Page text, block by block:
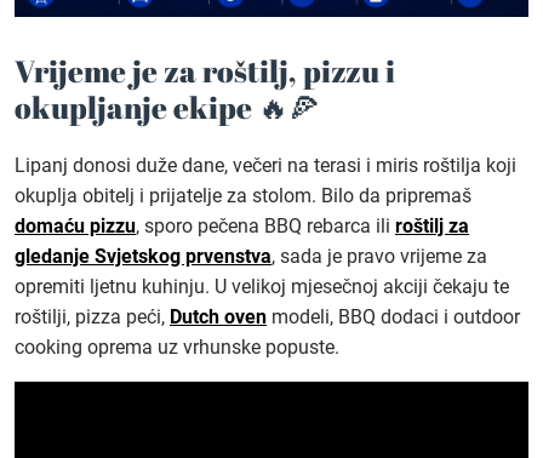
Vrijeme je za roštilj, pizzu i
okupljanje ekipe 🔥🍕
Lipanj donosi duže dane, večeri na terasi i miris roštilja koji
okuplja obitelj i prijatelje za stolom. Bilo da pripremaš
domaću pizzu, sporo pečena BBQ rebarca ili roštilj za
gledanje Svjetskog prvenstva, sada je pravo vrijeme za
opremiti ljetnu kuhinju. U velikoj mjesečnoj akciji čekaju te
roštilji, pizza peći, Dutch oven modeli, BBQ dodaci i outdoor
cooking oprema uz vrhunske popuste.